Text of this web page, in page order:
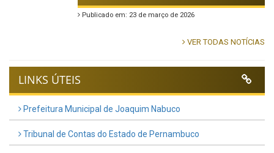
Publicado em: 23 de março de 2026
VER TODAS NOTÍCIAS
LINKS ÚTEIS
Prefeitura Municipal de Joaquim Nabuco
Tribunal de Contas do Estado de Pernambuco